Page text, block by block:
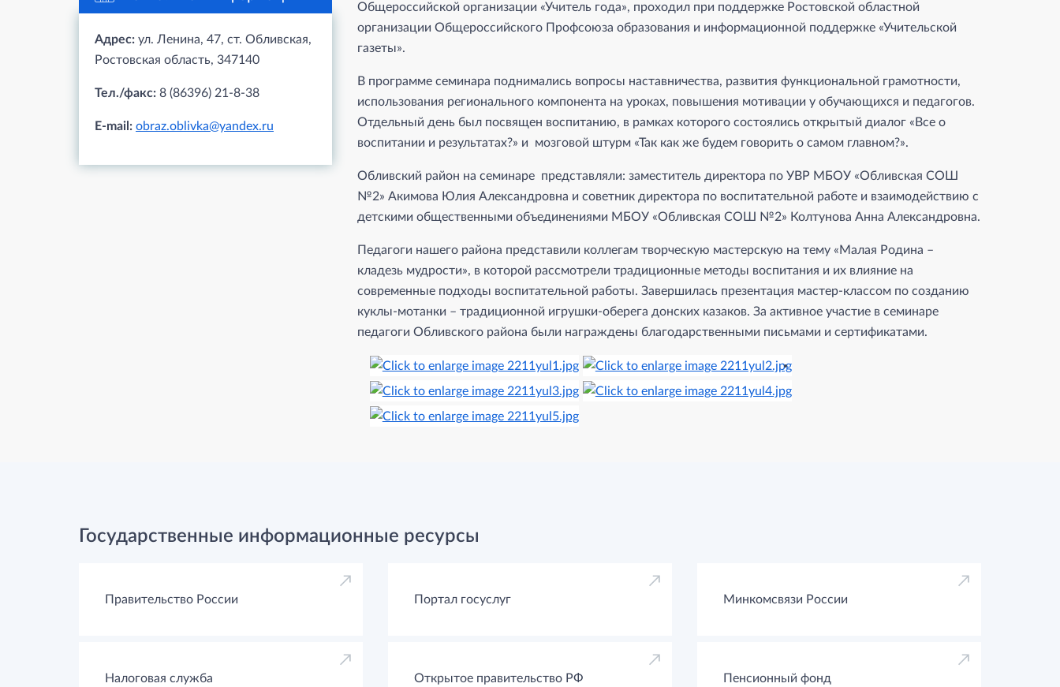
Адрес: ул. Ленина, 47, ст. Обливская,
Ростовская область, 347140
Тел./факс: 8 (86396) 21-8-38
E-mail: obraz.oblivka@yandex.ru
Общероссийской организации «Учитель года», проходил при поддержке Ростовской областной
организации Общероссийского Профсоюза образования и информационной поддержке «Учительской
газеты».
В программе семинара поднимались вопросы наставничества, развития функциональной грамотности,
использования регионального компонента на уроках, повышения мотивации у обучающихся и педагогов.
Отдельный день был посвящен воспитанию, в рамках которого состоялись открытый диалог «Все о
воспитании и результатах?» и мозговой штурм «Так как же будем говорить о самом главном?».
Обливский район на семинаре представляли: заместитель директора по УВР МБОУ «Обливская СОШ
№2» Акимова Юлия Александровна и советник директора по воспитательной работе и взаимодействию с
детскими общественными объединениями МБОУ «Обливская СОШ №2» Колтунова Анна Александровна.
Педагоги нашего района представили коллегам творческую мастерскую на тему «Малая Родина –
кладезь мудрости», в которой рассмотрели традиционные методы воспитания и их влияние на
современные подходы воспитательной работы. Завершилась презентация мастер-классом по созданию
куклы-мотанки – традиционной игрушки-оберега донских казаков. За активное участие в семинаре
педагоги Обливского района были награждены благодарственными письмами и сертификатами.
Государственные информационные ресурсы
Правительство России Портал госуслуг Минкомсвязи России
Налоговая служба Открытое правительство РФ Пенсионный фонд